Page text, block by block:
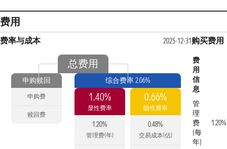
费用
费率与成本 2025-12-31
总费用
申购赎回
申购费
赎回费
综合费率 2.06%
1.40%
显性费率
1.20%
管理费(年)
0.66%
隐性费率
0.48%
交易成本(估)
购买费用
费
用
信
息
管
理
费
(每
年)
1.20%